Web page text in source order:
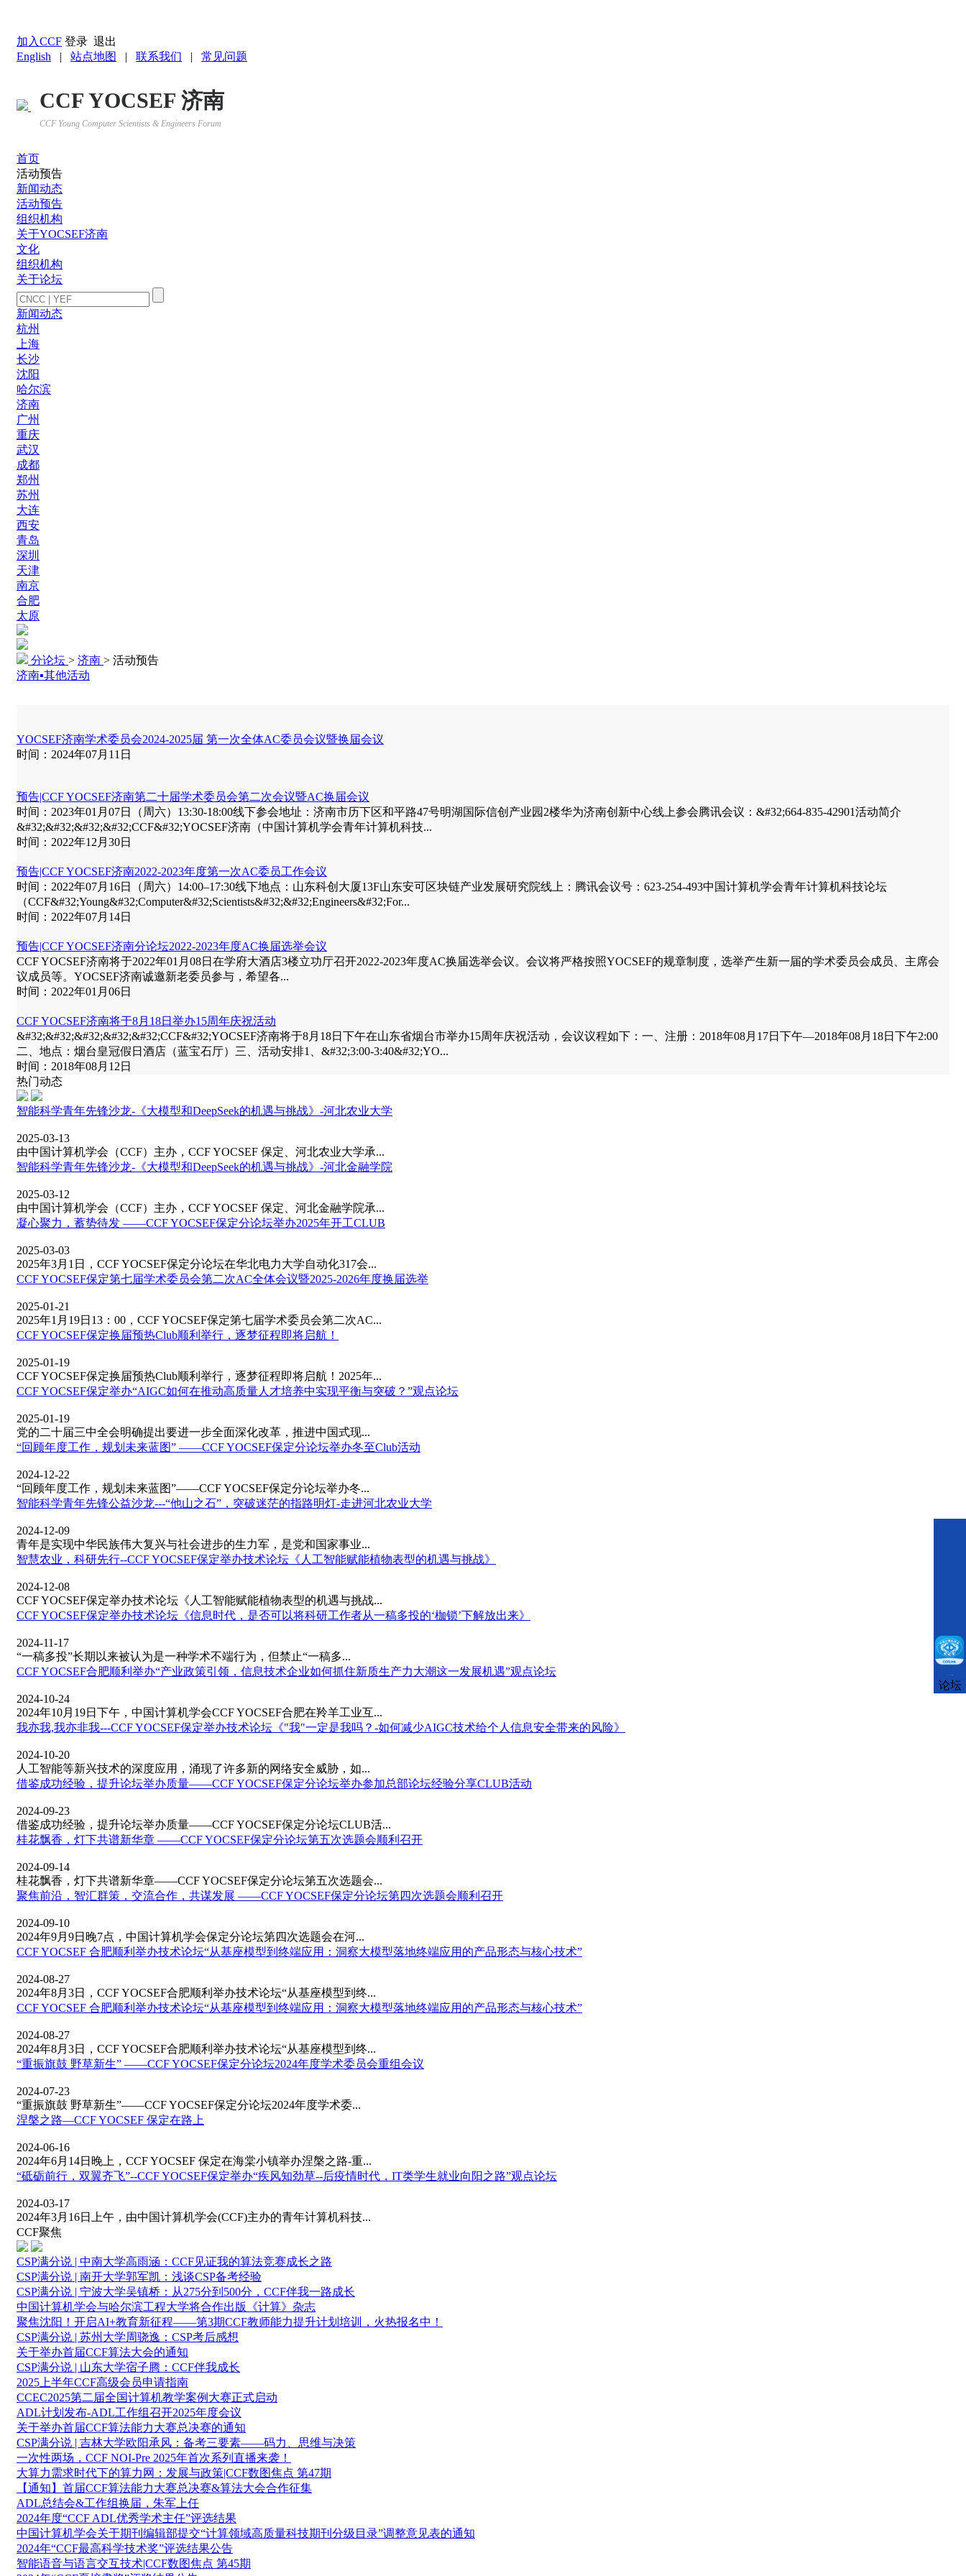
加入CCF 登录 退出
English | 站点地图 | 联系我们 | 常见问题
CCF YOCSEF 济南
CCF Young Computer Scientists & Engineers Forum
首页
活动预告
新闻动态
活动预告
组织机构
关于YOCSEF济南
文化
组织机构
关于论坛
新闻动态
杭州
上海
长沙
沈阳
哈尔滨
济南
广州
重庆
武汉
成都
郑州
苏州
大连
西安
青岛
深圳
天津
南京
合肥
太原
分论坛 > 济南 > 活动预告
济南▪其他活动
YOCSEF济南学术委员会2024-2025届 第一次全体AC委员会议暨换届会议
时间：2024年07月11日
预告|CCF YOCSEF济南第二十届学术委员会第二次会议暨AC换届会议
时间：2023年01月07日（周六）13:30-18:00线下参会地址：济南市历下区和平路47号明湖国际信创产业园2楼华为济南创新中心线上参会腾讯会议：&#32;664-835-42901活动简介
&#32;&#32;&#32;&#32;CCF&#32;YOCSEF济南（中国计算机学会青年计算机科技...
时间：2022年12月30日
预告|CCF YOCSEF济南2022-2023年度第一次AC委员工作会议
时间：2022年07月16日（周六）14:00–17:30线下地点：山东科创大厦13F山东安可区块链产业发展研究院线上：腾讯会议号：623-254-493中国计算机学会青年计算机科技论坛
（CCF&#32;Young&#32;Computer&#32;Scientists&#32;&#32;Engineers&#32;For...
时间：2022年07月14日
预告|CCF YOCSEF济南分论坛2022-2023年度AC换届选举会议
CCF YOCSEF济南将于2022年01月08日在学府大酒店3楼立功厅召开2022-2023年度AC换届选举会议。会议将严格按照YOCSEF的规章制度，选举产生新一届的学术委员会成员、主席会
议成员等。YOCSEF济南诚邀新老委员参与，希望各...
时间：2022年01月06日
CCF YOCSEF济南将于8月18日举办15周年庆祝活动
&#32;&#32;&#32;&#32;&#32;CCF&#32;YOCSEF济南将于8月18日下午在山东省烟台市举办15周年庆祝活动，会议议程如下：一、注册：2018年08月17日下午—2018年08月18日下午2:00
二、地点：烟台皇冠假日酒店（蓝宝石厅）三、活动安排1、&#32;3:00-3:40&#32;YO...
时间：2018年08月12日
热门动态
智能科学青年先锋沙龙-《大模型和DeepSeek的机遇与挑战》-河北农业大学
2025-03-13
由中国计算机学会（CCF）主办，CCF YOCSEF 保定、河北农业大学承...
智能科学青年先锋沙龙-《大模型和DeepSeek的机遇与挑战》-河北金融学院
2025-03-12
由中国计算机学会（CCF）主办，CCF YOCSEF 保定、河北金融学院承...
凝心聚力，蓄势待发 ——CCF YOCSEF保定分论坛举办2025年开工CLUB
2025-03-03
2025年3月1日，CCF YOCSEF保定分论坛在华北电力大学自动化317会...
CCF YOCSEF保定第七届学术委员会第二次AC全体会议暨2025-2026年度换届选举
2025-01-21
2025年1月19日13：00，CCF YOCSEF保定第七届学术委员会第二次AC...
CCF YOCSEF保定换届预热Club顺利举行，逐梦征程即将启航！
2025-01-19
CCF YOCSEF保定换届预热Club顺利举行，逐梦征程即将启航！2025年...
CCF YOCSEF保定举办“AIGC如何在推动高质量人才培养中实现平衡与突破？”观点论坛
2025-01-19
党的二十届三中全会明确提出要进一步全面深化改革，推进中国式现...
“回顾年度工作，规划未来蓝图” ——CCF YOCSEF保定分论坛举办冬至Club活动
2024-12-22
“回顾年度工作，规划未来蓝图”——CCF YOCSEF保定分论坛举办冬...
智能科学青年先锋公益沙龙---“他山之石”，突破迷茫的指路明灯-走进河北农业大学
2024-12-09
青年是实现中华民族伟大复兴与社会进步的生力军，是党和国家事业...
智慧农业，科研先行--CCF YOCSEF保定举办技术论坛《人工智能赋能植物表型的机遇与挑战》
2024-12-08
CCF YOCSEF保定举办技术论坛《人工智能赋能植物表型的机遇与挑战...
CCF YOCSEF保定举办技术论坛《信息时代，是否可以将科研工作者从一稿多投的‘枷锁’下解放出来》
2024-11-17
“一稿多投”长期以来被认为是一种学术不端行为，但禁止“一稿多...
CCF YOCSEF合肥顺利举办“产业政策引领，信息技术企业如何抓住新质生产力大潮这一发展机遇”观点论坛
2024-10-24
2024年10月19日下午，中国计算机学会CCF YOCSEF合肥在羚羊工业互...
我亦我,我亦非我---CCF YOCSEF保定举办技术论坛《"我"一定是我吗？-如何减少AIGC技术给个人信息安全带来的风险》
2024-10-20
人工智能等新兴技术的深度应用，涌现了许多新的网络安全威胁，如...
借鉴成功经验，提升论坛举办质量——CCF YOCSEF保定分论坛举办参加总部论坛经验分享CLUB活动
2024-09-23
借鉴成功经验，提升论坛举办质量——CCF YOCSEF保定分论坛CLUB活...
桂花飘香，灯下共谱新华章 ——CCF YOCSEF保定分论坛第五次选题会顺利召开
2024-09-14
桂花飘香，灯下共谱新华章——CCF YOCSEF保定分论坛第五次选题会...
聚焦前沿，智汇群策，交流合作，共谋发展 ——CCF YOCSEF保定分论坛第四次选题会顺利召开
2024-09-10
2024年9月9日晚7点，中国计算机学会保定分论坛第四次选题会在河...
CCF YOCSEF 合肥顺利举办技术论坛“从基座模型到终端应用：洞察大模型落地终端应用的产品形态与核心技术”
2024-08-27
2024年8月3日，CCF YOCSEF合肥顺利举办技术论坛“从基座模型到终...
CCF YOCSEF 合肥顺利举办技术论坛“从基座模型到终端应用：洞察大模型落地终端应用的产品形态与核心技术”
2024-08-27
2024年8月3日，CCF YOCSEF合肥顺利举办技术论坛“从基座模型到终...
“重振旗鼓 野草新生” ——CCF YOCSEF保定分论坛2024年度学术委员会重组会议
2024-07-23
“重振旗鼓 野草新生”——CCF YOCSEF保定分论坛2024年度学术委...
涅槃之路—CCF YOCSEF 保定在路上
2024-06-16
2024年6月14日晚上，CCF YOCSEF 保定在海棠小镇举办涅槃之路-重...
“砥砺前行，双翼齐飞”--CCF YOCSEF保定举办“疾风知劲草--后疫情时代，IT类学生就业向阳之路”观点论坛
2024-03-17
2024年3月16日上午，由中国计算机学会(CCF)主办的青年计算机科技...
CCF聚焦
CSP满分说 | 中南大学高雨涵：CCF见证我的算法竞赛成长之路
CSP满分说 | 南开大学郭军凯：浅谈CSP备考经验
CSP满分说 | 宁波大学吴镇桥：从275分到500分，CCF伴我一路成长
中国计算机学会与哈尔滨工程大学将合作出版《计算》杂志
聚焦沈阳！开启AI+教育新征程——第3期CCF教师能力提升计划培训，火热报名中！
CSP满分说 | 苏州大学周骁逸：CSP考后感想
关于举办首届CCF算法大会的通知
CSP满分说 | 山东大学宿子腾：CCF伴我成长
2025上半年CCF高级会员申请指南
CCEC2025第二届全国计算机教学案例大赛正式启动
ADL计划发布-ADL工作组召开2025年度会议
关于举办首届CCF算法能力大赛总决赛的通知
CSP满分说 | 吉林大学欧阳承风：备考三要素——码力、思维与决策
一次性两场，CCF NOI-Pre 2025年首次系列直播来袭！
大算力需求时代下的算力网：发展与政策|CCF数图焦点 第47期
【通知】首届CCF算法能力大赛总决赛&算法大会合作征集
ADL总结会&工作组换届，朱军上任
2024年度“CCF ADL优秀学术主任”评选结果
中国计算机学会关于期刊编辑部提交“计算领域高质量科技期刊分级目录”调整意见表的通知
2024年“CCF最高科学技术奖”评选结果公告
智能语音与语言交互技术|CCF数图焦点 第45期
论坛